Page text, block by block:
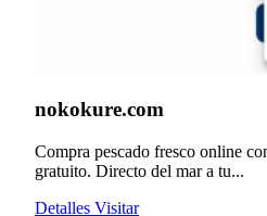
nokokure.com
Compra pescado fresco online
gratuito. Directo del mar a tu...
Detalles Visitar